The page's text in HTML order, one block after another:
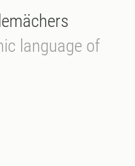
language of